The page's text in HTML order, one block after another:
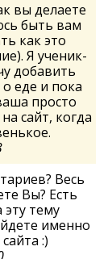
вы делаете
быть вам
как это
Я ученик-
добавить
еде и пока
просто
сайт, когда
Весь
Вы? Есть
тему
именно
:)